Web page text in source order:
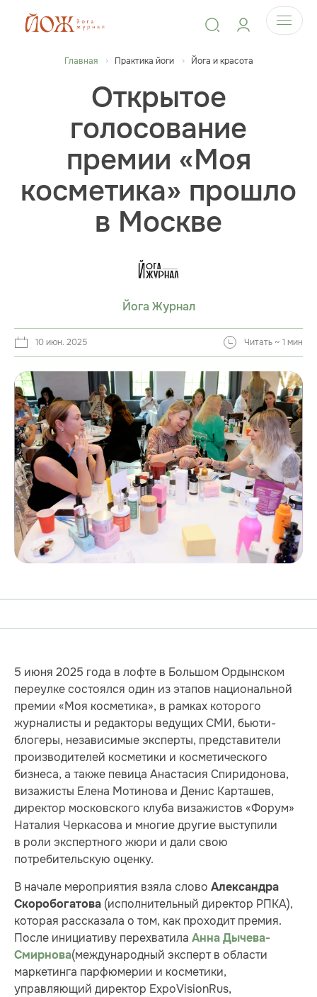
Главная Практика йоги Йога и красота
Открытое
голосование
премии «Моя
косметика» прошло
в Москве
Йога Журнал
10 июн. 2025 Читать ~ 1 мин
5 июня 2025 года в лофте в Большом Ордынском
переулке состоялся один из этапов национальной
премии «Моя косметика», в рамках которого
журналисты и редакторы ведущих СМИ, бьюти-
блогеры, независимые эксперты, представители
производителей косметики и косметического
бизнеса, а также певица Анастасия Спиридонова,
визажисты Елена Мотинова и Денис Карташев,
директор московского клуба визажистов «Форум»
Наталия Черкасова и многие другие выступили
в роли экспертного жюри и дали свою
потребительскую оценку.
В начале мероприятия взяла слово Александра
Скоробогатова (исполнительный директор РПКА),
которая рассказала о том, как проходит премия.
После инициативу перехватила Анна Дычева-
Смирнова(международный эксперт в области
маркетинга парфюмерии и косметики,
управляющий директор ExpoVisionRus,